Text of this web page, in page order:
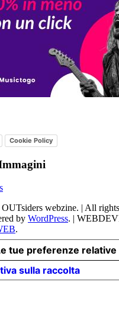
Cookie Policy
OUTsiders webzine. | All
by WordPress. |
.
sulla raccolta
tue preferenze relative